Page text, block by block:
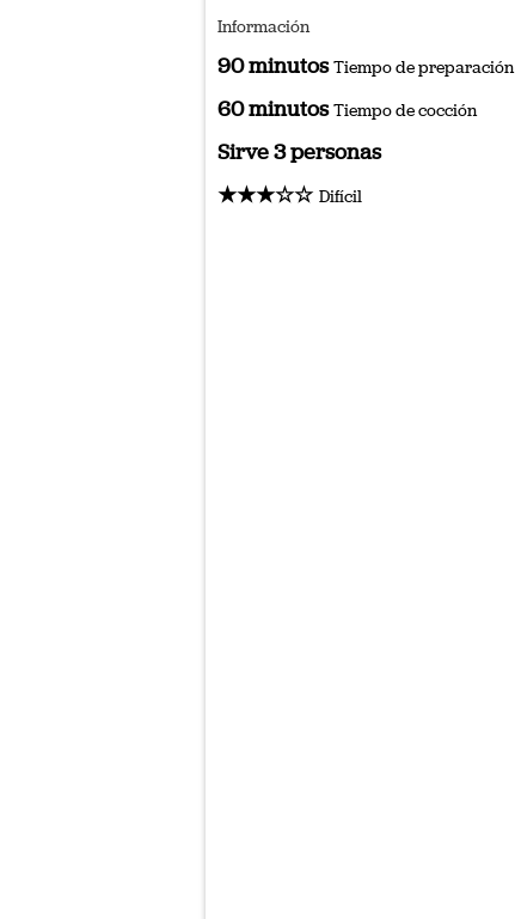
Información
90 minutosTiempo de preparación
60 minutosTiempo de cocción
Sirve 3 personas
★★★☆☆ Difícil